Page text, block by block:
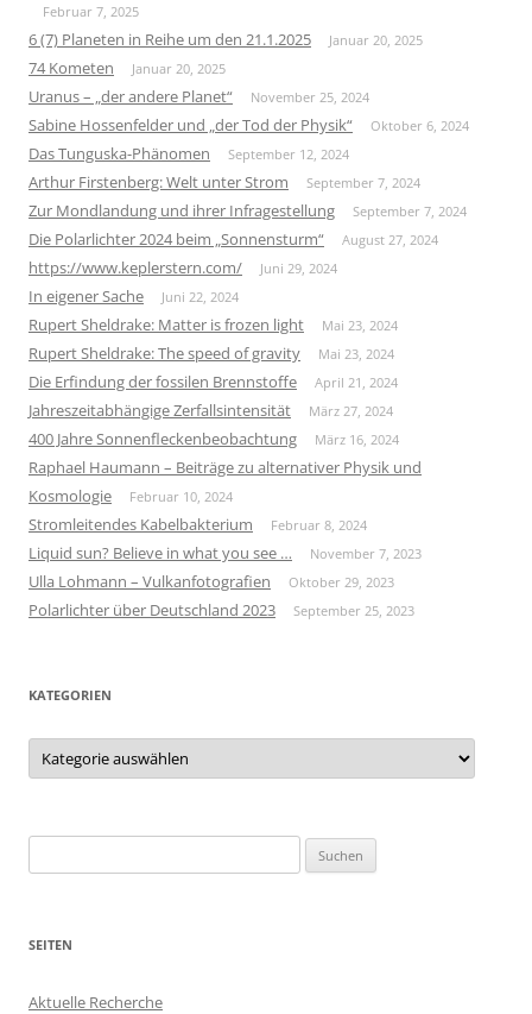
Februar 7, 2025
6 (7) Planeten in Reihe um den 21.1.2025 Januar 20, 2025
74 Kometen Januar 20, 2025
Uranus – „der andere Planet“ November 25, 2024
Sabine Hossenfelder und „der Tod der Physik“ Oktober 6, 2024
Das Tunguska-Phänomen September 12, 2024
Arthur Firstenberg: Welt unter Strom September 7, 2024
Zur Mondlandung und ihrer Infragestellung September 7, 2024
Die Polarlichter 2024 beim „Sonnensturm“ August 27, 2024
https://www.keplerstern.com/ Juni 29, 2024
In eigener Sache Juni 22, 2024
Rupert Sheldrake: Matter is frozen light Mai 23, 2024
Rupert Sheldrake: The speed of gravity Mai 23, 2024
Die Erfindung der fossilen Brennstoffe April 21, 2024
Jahreszeitabhängige Zerfallsintensität März 27, 2024
400 Jahre Sonnenfleckenbeobachtung März 16, 2024
Raphael Haumann – Beiträge zu alternativer Physik und
Kosmologie
Februar 10, 2024
Stromleitendes Kabelbakterium Februar 8, 2024
Liquid sun? Believe in what you see … November 7, 2023
Ulla Lohmann – Vulkanfotografien Oktober 29, 2023
Polarlichter über Deutschland 2023 September 25, 2023
KATEGORIEN
Kategorien
nach:
SEITEN
Aktuelle Recherche